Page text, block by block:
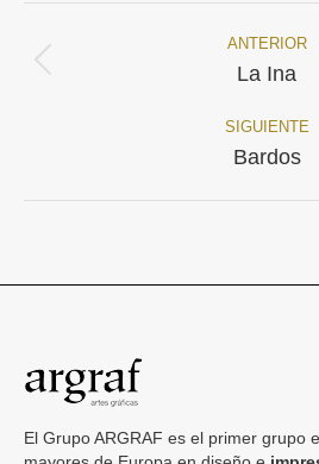
Navegación
ANTERIOR
La Ina
SIGUIENTE
Bardos
El Grupo ARGRAF es el primer grupo